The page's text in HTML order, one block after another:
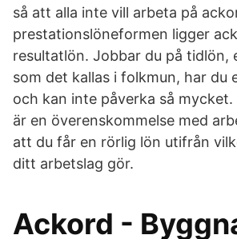
så att alla inte vill arbeta på
prestationslöneformen ligger
resultatlön. Jobbar du på tidlön,
som det kallas i folkmun, har du
och kan inte påverka så
är en överenskommelse med
att du får en rörlig lön utifrån
ditt arbetslag gör.
Ackord -